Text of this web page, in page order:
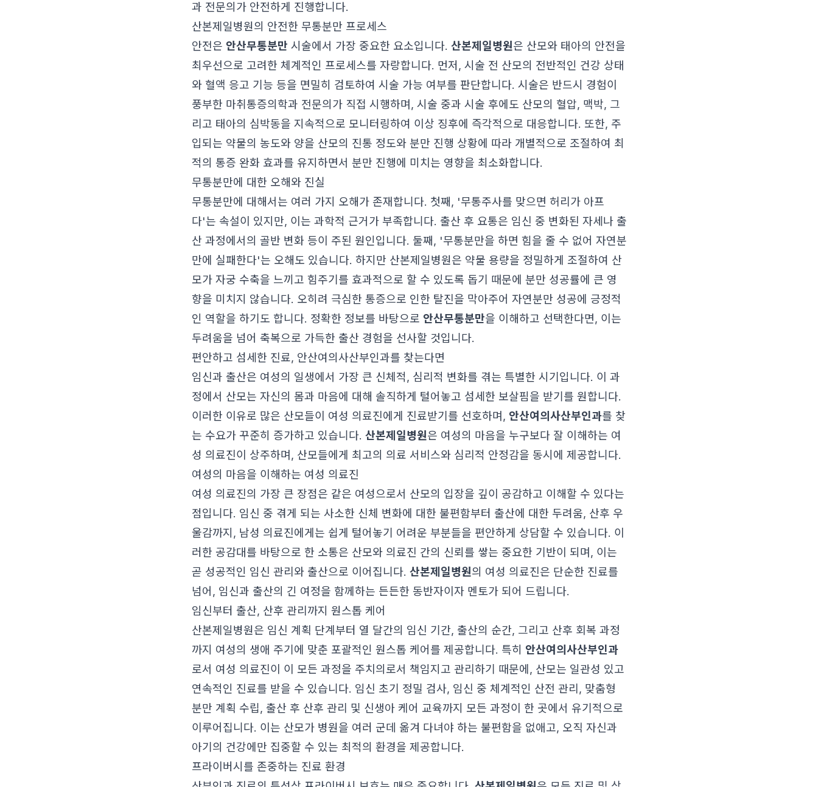
과 전문의가 안전하게 진행합니다.
산본제일병원의 안전한 무통분만 프로세스
안전은 안산무통분만 시술에서 가장 중요한 요소입니다. 산본제일병원은 산모와 태아의 안전을
최우선으로 고려한 체계적인 프로세스를 자랑합니다. 먼저, 시술 전 산모의 전반적인 건강 상태
와 혈액 응고 기능 등을 면밀히 검토하여 시술 가능 여부를 판단합니다. 시술은 반드시 경험이
풍부한 마취통증의학과 전문의가 직접 시행하며, 시술 중과 시술 후에도 산모의 혈압, 맥박, 그
리고 태아의 심박동을 지속적으로 모니터링하여 이상 징후에 즉각적으로 대응합니다. 또한, 주
입되는 약물의 농도와 양을 산모의 진통 정도와 분만 진행 상황에 따라 개별적으로 조절하여 최
적의 통증 완화 효과를 유지하면서 분만 진행에 미치는 영향을 최소화합니다.
무통분만에 대한 오해와 진실
무통분만에 대해서는 여러 가지 오해가 존재합니다. 첫째, '무통주사를 맞으면 허리가 아프
다'는 속설이 있지만, 이는 과학적 근거가 부족합니다. 출산 후 요통은 임신 중 변화된 자세나 출
산 과정에서의 골반 변화 등이 주된 원인입니다. 둘째, '무통분만을 하면 힘을 줄 수 없어 자연분
만에 실패한다'는 오해도 있습니다. 하지만 산본제일병원은 약물 용량을 정밀하게 조절하여 산
모가 자궁 수축을 느끼고 힘주기를 효과적으로 할 수 있도록 돕기 때문에 분만 성공률에 큰 영
향을 미치지 않습니다. 오히려 극심한 통증으로 인한 탈진을 막아주어 자연분만 성공에 긍정적
인 역할을 하기도 합니다. 정확한 정보를 바탕으로 안산무통분만을 이해하고 선택한다면, 이는
두려움을 넘어 축복으로 가득한 출산 경험을 선사할 것입니다.
편안하고 섬세한 진료, 안산여의사산부인과를 찾는다면
임신과 출산은 여성의 일생에서 가장 큰 신체적, 심리적 변화를 겪는 특별한 시기입니다. 이 과
정에서 산모는 자신의 몸과 마음에 대해 솔직하게 털어놓고 섬세한 보살핌을 받기를 원합니다.
이러한 이유로 많은 산모들이 여성 의료진에게 진료받기를 선호하며, 안산여의사산부인과를 찾
는 수요가 꾸준히 증가하고 있습니다. 산본제일병원은 여성의 마음을 누구보다 잘 이해하는 여
성 의료진이 상주하며, 산모들에게 최고의 의료 서비스와 심리적 안정감을 동시에 제공합니다.
여성의 마음을 이해하는 여성 의료진
여성 의료진의 가장 큰 장점은 같은 여성으로서 산모의 입장을 깊이 공감하고 이해할 수 있다는
점입니다. 임신 중 겪게 되는 사소한 신체 변화에 대한 불편함부터 출산에 대한 두려움, 산후 우
울감까지, 남성 의료진에게는 쉽게 털어놓기 어려운 부분들을 편안하게 상담할 수 있습니다. 이
러한 공감대를 바탕으로 한 소통은 산모와 의료진 간의 신뢰를 쌓는 중요한 기반이 되며, 이는
곧 성공적인 임신 관리와 출산으로 이어집니다. 산본제일병원의 여성 의료진은 단순한 진료를
넘어, 임신과 출산의 긴 여정을 함께하는 든든한 동반자이자 멘토가 되어 드립니다.
임신부터 출산, 산후 관리까지 원스톱 케어
산본제일병원은 임신 계획 단계부터 열 달간의 임신 기간, 출산의 순간, 그리고 산후 회복 과정
까지 여성의 생애 주기에 맞춘 포괄적인 원스톱 케어를 제공합니다. 특히 안산여의사산부인과
로서 여성 의료진이 이 모든 과정을 주치의로서 책임지고 관리하기 때문에, 산모는 일관성 있고
연속적인 진료를 받을 수 있습니다. 임신 초기 정밀 검사, 임신 중 체계적인 산전 관리, 맞춤형
분만 계획 수립, 출산 후 산후 관리 및 신생아 케어 교육까지 모든 과정이 한 곳에서 유기적으로
이루어집니다. 이는 산모가 병원을 여러 군데 옮겨 다녀야 하는 불편함을 없애고, 오직 자신과
아기의 건강에만 집중할 수 있는 최적의 환경을 제공합니다.
프라이버시를 존중하는 진료 환경